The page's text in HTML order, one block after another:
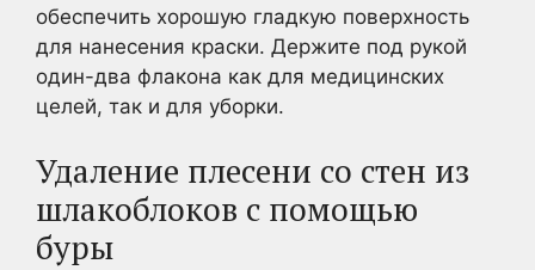
обеспечить хорошую гладкую поверхность
для нанесения краски. Держите под рукой
один-два флакона как для медицинских
целей, так и для уборки.
Удаление плесени со стен из
шлакоблоков с помощью
буры